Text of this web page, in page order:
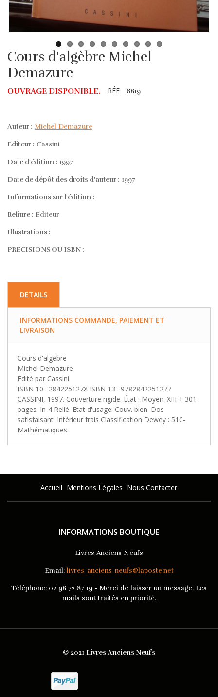
Cours d'algèbre Michel
Demazure
OUVRAGE DISPONIBLE. RÉF 6819
Auteur : Michel Demazure
Editeur : Cassini
Date d'édition : 1997
Date de dépôt des droits d'auteur : 1997
Informations sur l'édition :
Reliure : Editeur
Illustrations :
PRECISIONS OU ISBN :
DETAILS
INFORMATIONS COMMANDE, PAIEMENT ET
LIVRAISON
Cours d'algèbre
Michel Demazure
Edité par Cassini
ISBN 10 : 284225127X ISBN 13 : 9782842251277
CASSINI, 1997. Couverture rigide. État : Moyen. XIII + 301
pages. In-4 Relié. Etat d'usage. Couv. bien. Dos
satisfaisant. Intérieur frais Classification Dewey : 510-
Mathématiques.
Accueil Mentions Légales Nous Contacter
INFORMATIONS BOUTIQUE
Livres Anciens Neufs
Email: livres-anciens-neufs@laposte.net
Téléphone: 02 98 72 87 19 - Merci de laisser un message. Les
mails sont traités en priorité.
© 2021 Livres Anciens Neufs